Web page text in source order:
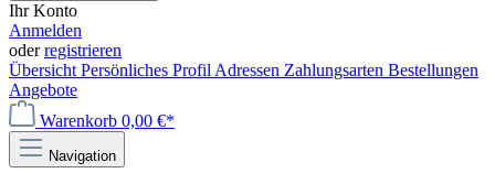
Ihr Konto
Anmelden
oderregistrieren
Übersicht Persönliches Profil Adressen Zahlungsarten Bestellungen
Angebote
Warenkorb 0,00 €*
Navigation